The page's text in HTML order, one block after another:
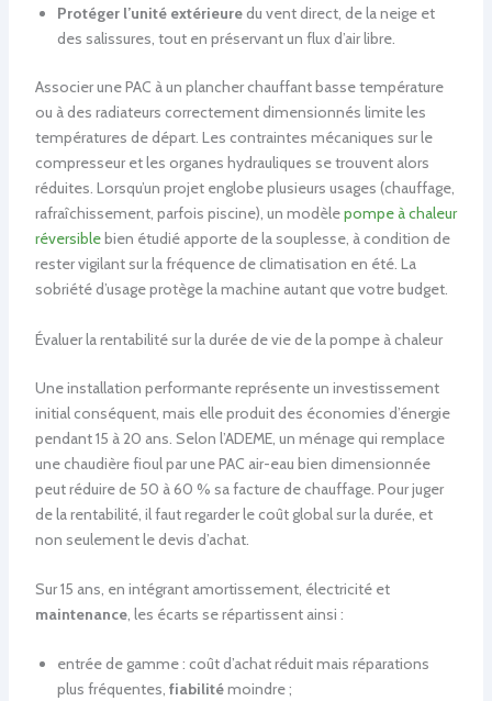
Protéger l’unité extérieuredu vent direct, de la neige et
des salissures, tout en préservant un flux d’air libre.
Associer une PAC à un plancher chauffant basse température
ou à des radiateurs correctement dimensionnés limite les
températures de départ. Les contraintes mécaniques sur le
compresseur et les organes hydrauliques se trouvent alors
réduites. Lorsqu’un projet englobe plusieurs usages (chauffage,
rafraîchissement, parfois piscine), un modèlepompe à chaleur
réversiblebien étudié apporte de la souplesse, à condition de
rester vigilant sur la fréquence de climatisation en été. La
sobriété d’usage protège la machine autant que votre budget.
Évaluer la rentabilité sur la durée de vie de la pompe à chaleur
Une installation performante représente un investissement
initial conséquent, mais elle produit des économies d’énergie
pendant 15 à 20 ans. Selon l’ADEME, un ménage qui remplace
une chaudière fioul par une PAC air-eau bien dimensionnée
peut réduire de 50 à 60 % sa facture de chauffage. Pour juger
de la rentabilité, il faut regarder le coût global sur la durée, et
non seulement le devis d’achat.
Sur 15 ans, en intégrant amortissement, électricité et
maintenance, les écarts se répartissent ainsi :
entrée de gamme : coût d’achat réduit mais réparations
plus fréquentes, fiabilitémoindre ;